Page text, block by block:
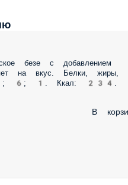
безе с добавлением
на вкус. Белки, жиры,
1; 6; 1. Ккал: 234.
В